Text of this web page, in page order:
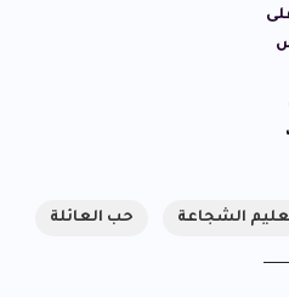
الشجاعة حب العائلة